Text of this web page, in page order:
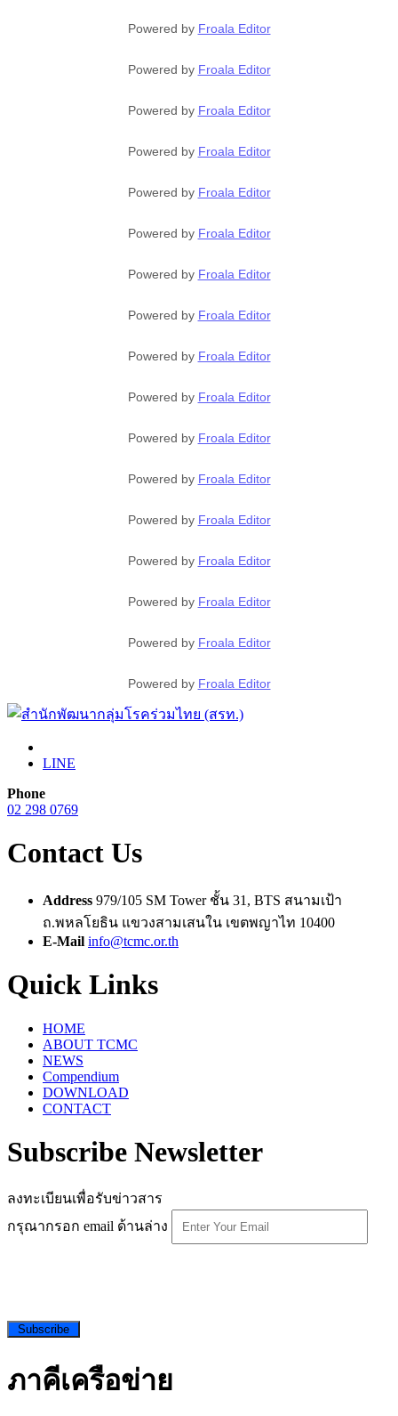
Powered by Froala Editor
Powered by Froala Editor
Powered by Froala Editor
Powered by Froala Editor
Powered by Froala Editor
Powered by Froala Editor
Powered by Froala Editor
Powered by Froala Editor
Powered by Froala Editor
Powered by Froala Editor
Powered by Froala Editor
Powered by Froala Editor
Powered by Froala Editor
Powered by Froala Editor
Powered by Froala Editor
Powered by Froala Editor
Powered by Froala Editor
LINE
Phone
02 298 0769
Contact Us
Address 979/105 SM Tower ชั้น 31, BTS สนามเป้า
ถ.พหลโยธิน แขวงสามเสนใน เขตพญาไท 10400
E-Mail info@tcmc.or.th
Quick Links
HOME
ABOUT TCMC
NEWS
Compendium
DOWNLOAD
CONTACT
Subscribe Newsletter
ลงทะเบียนเพื่อรับข่าวสาร
กรุณากรอก email ด้านล่าง
Subscribe
ภาคีเครือข่าย